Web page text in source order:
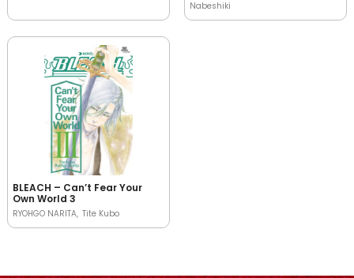
Nabeshiki
BLEACH – Can’t Fear Your
Own World 3
RYOHGO NARITA Tite Kubo